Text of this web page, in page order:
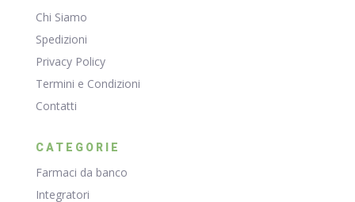
Chi Siamo
Spedizioni
Privacy Policy
Termini e Condizioni
Contatti
CATEGORIE
Farmaci da banco
Integratori